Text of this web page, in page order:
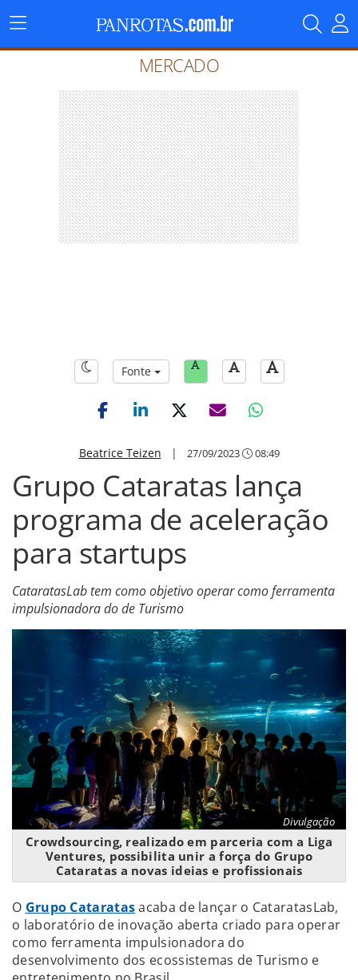
Menu
Principal
MERCADO
Fonte
Beatrice Teizen | 27/09/2023 08:49
Grupo Cataratas lança
programa de aceleração
para startups
CataratasLab tem como objetivo operar como ferramenta
impulsionadora do de Turismo
Divulgação
Crowdsourcing, realizado em parceria com a Liga
Ventures, possibilita unir a força do Grupo
Cataratas a novas ideias e profissionais
O Grupo Cataratasacaba de lançar o CataratasLab,
o laboratório de inovação aberta criado para operar
como ferramenta impulsionadora do
desenvolvimento dos ecossistemas de Turismo e